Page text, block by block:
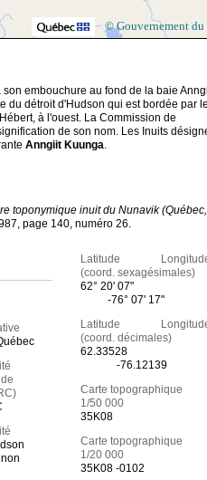
© Gouvernement du
embouchure au fond de la baie
du détroit d'Hudson qui est bordée par
à l'ouest. La Commission de
de son nom. Les Inuits
Anngiit Kuunga.
toponymique inuit du Nunavik (Québec,
page 140, numéro 26.
Latitude
(coord. sexagésimales)
62° 20' 07"
-76° 07' 17"
Latitude
(coord. décimales)
62.33528
-76.12139
Carte topographique
1/50 000
35K08
Carte topographique
1/20 000
35K08 -0102